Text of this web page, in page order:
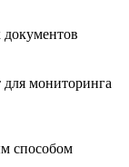
мониторинга
способом